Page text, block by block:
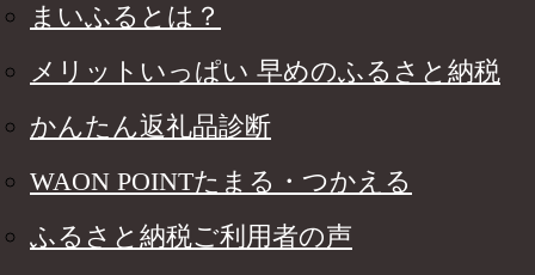
まいふるとは？
メリットいっぱい 早めのふるさと納税
かんたん返礼品診断
WAON POINTたまる・つかえる
ふるさと納税ご利用者の声